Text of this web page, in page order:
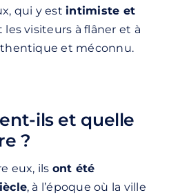
qui y estintimiste et
les visiteurs à flâner et à
et méconnu.
ils et quelle
?
eux, ils ont été
, à l’époque où la ville